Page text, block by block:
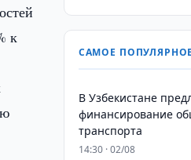
к
САМОЕ ПОПУЛЯРНОЕ
В Узбекистане
финансирование
транспорта
14:30 · 02/08